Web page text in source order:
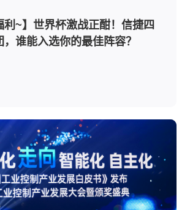
利~】世界杯激战正酣！信捷四
谁能入选你的最佳阵容？